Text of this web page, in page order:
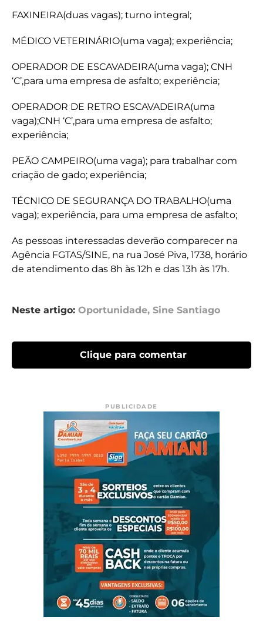
FAXINEIRA(duas vagas); turno integral;
MÉDICO VETERINÁRIO(uma vaga); experiência;
OPERADOR DE ESCAVADEIRA(uma vaga); CNH
‘C’,para uma empresa de asfalto; experiência;
OPERADOR DE RETRO ESCAVADEIRA(uma
vaga);CNH ‘C’,para uma empresa de asfalto;
experiência;
PEÃO CAMPEIRO(uma vaga); para trabalhar com
criação de gado; experiência;
TÉCNICO DE SEGURANÇA DO TRABALHO(uma
vaga); experiência, para uma empresa de asfalto;
As pessoas interessadas deverão comparecer na
Agência FGTAS/SINE, na rua José Piva, 1738, horário
de atendimento das 8h às 12h e das 13h às 17h.
Neste artigo: Oportunidade, Sine Santiago
Clique para comentar
PUBLICIDADE